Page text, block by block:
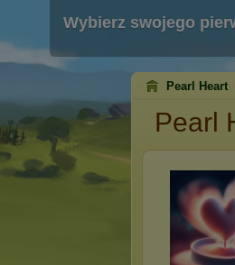
Wybierz swojego
Pearl Heart
Pearl